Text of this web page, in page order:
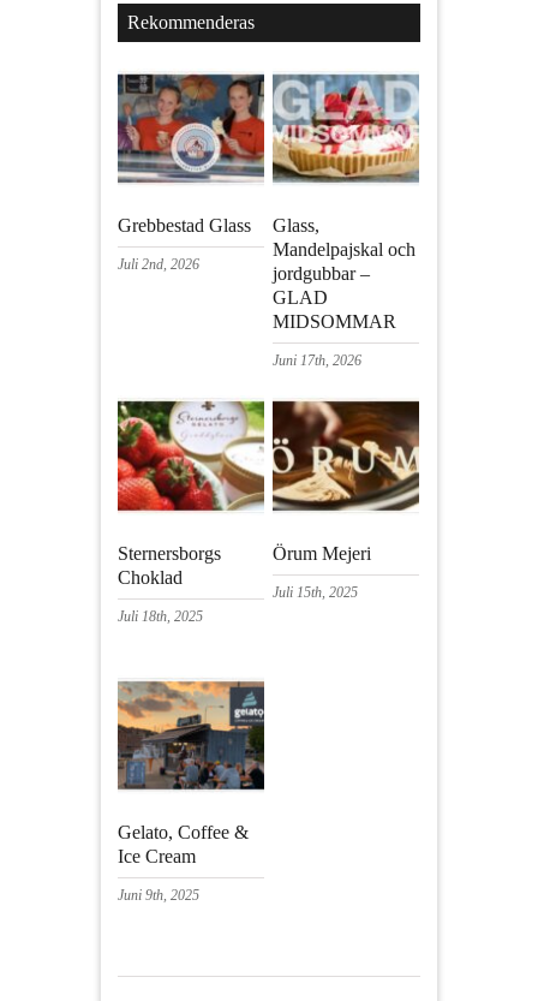
Rekommenderas
Grebbestad Glass
Juli 2nd, 2026
Glass,
Mandelpajskal och
jordgubbar –
GLAD
MIDSOMMAR
Juni 17th, 2026
Sternersborgs
Choklad
Juli 18th, 2025
Örum Mejeri
Juli 15th, 2025
Gelato, Coffee &
Ice Cream
Juni 9th, 2025